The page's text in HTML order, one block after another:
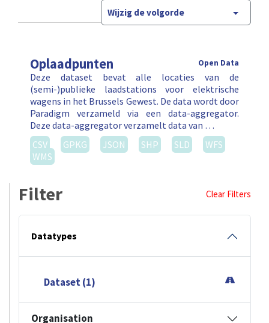
Wijzig de volgorde
Oplaadpunten Open Data
Deze dataset bevat alle locaties van de
(semi-)publieke laadstations voor elektrische
wagens in het Brussels Gewest. De data wordt door
Paradigm verzameld via een data-aggregator.
Deze data-aggregator verzamelt data van …
CSV
GPKG JSON SHP SLD
WFS
WMS
Filter Clear Filters
Datatypes
Dataset (1)
Organisation